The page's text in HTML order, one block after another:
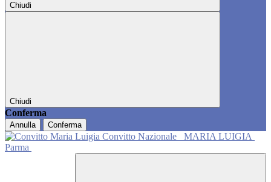
Chiudi
Chiudi
Conferma
Annulla Conferma
Convitto Nazionale
MARIA LUIGIA
Parma